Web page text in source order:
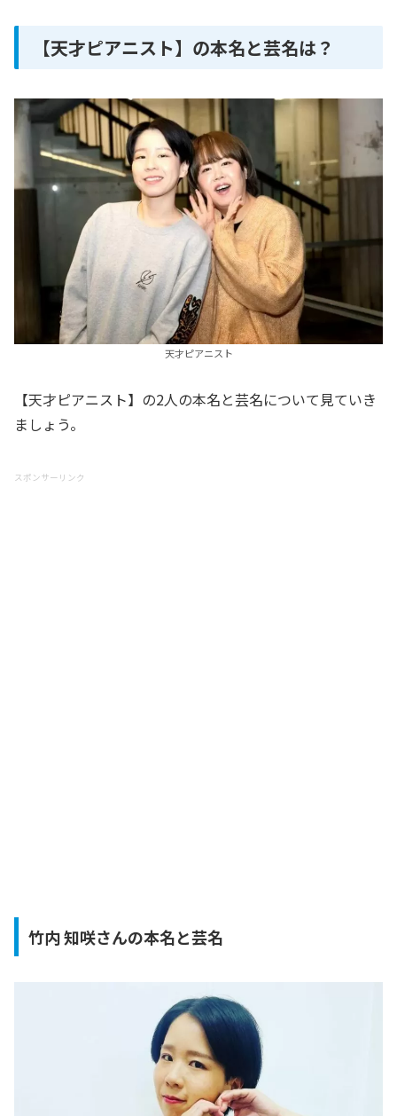
【天才ピアニスト】の本名と芸名は？
天才ピアニスト
【天才ピアニスト】の2人の本名と芸名について見ていき
ましょう。
スポンサーリンク
竹内 知咲さんの本名と芸名